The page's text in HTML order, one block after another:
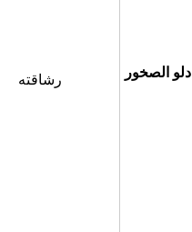
دلو الصخور رشاقته